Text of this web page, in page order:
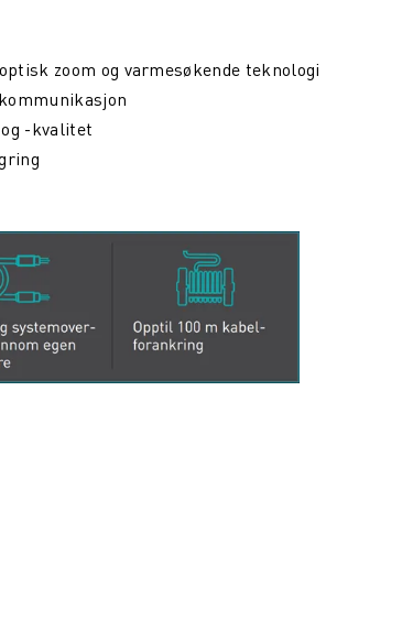
zoom og varmesøkende teknologi
-kvalitet